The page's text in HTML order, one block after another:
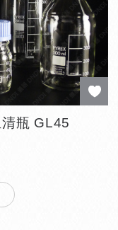
瓶 GL45